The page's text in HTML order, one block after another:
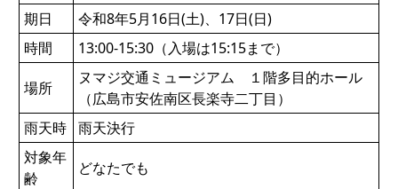
期日
令和8年5月16日(土)、17日(日)
時間
13:00-15:30（入場は15:15まで）
場所
ヌマジ交通ミュージアム １階多目的ホール
（広島市安佐南区長楽寺二丁目）
雨天時
雨天決行
対象年
齢
どなたでも